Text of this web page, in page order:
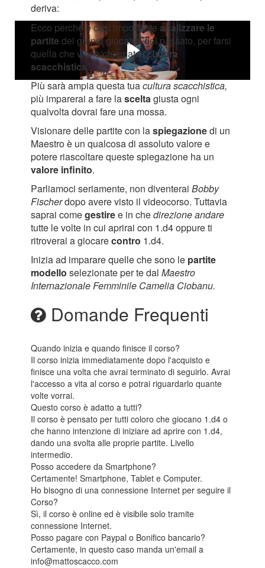
deriva:
Ecco perché è così importante analizzare le
partitedei grandi giocatori del passato, per farsi
quella che viene chiamata "cultura
scacchistica".
Più sarà ampia questa tuacultura scacchistica,
più imparerai a fare lasceltagiusta ogni
qualvolta dovrai fare una mossa.
Visionare delle partite con laspiegazionedi un
Maestro è un qualcosa di assoluto valore e
potere riascoltare queste spiegazione ha un
valore infinito.
Parliamoci seriamente, non diventeraiBobby
Fischerdopo avere visto il videocorso. Tuttavia
saprai comegestiree in chedirezione andare
tutte le volte in cui aprirai con 1.d4 oppure ti
ritroverai a giocarecontro 1.d4.
Inizia ad imparare quelle che sono le partite
modelloselezionate per te dalMaestro
Internazionale Femminile Camelia Ciobanu.
Domande Frequenti
Quando inizia e quando finisce il corso?
Il corso inizia immediatamente dopo l'acquisto e
finisce una volta che avrai terminato di seguirlo. Avrai
l'accesso a vita al corso e potrai riguardarlo quante
volte vorrai.
Questo corso è adatto a tutti?
Il corso è pensato per tutti coloro che giocano 1.d4 o
che hanno intenzione di iniziare ad aprire con 1.d4,
dando una svolta alle proprie partite. Livello
intermedio.
Posso accedere da Smartphone?
Certamente! Smartphone, Tablet e Computer.
Ho bisogno di una connessione Internet per seguire il
Corso?
Sì, il corso è online ed è visibile solo tramite
connessione Internet.
Posso pagare con Paypal o Bonifico bancario?
Certamente, in questo caso manda un'email a
info@mattoscacco.com